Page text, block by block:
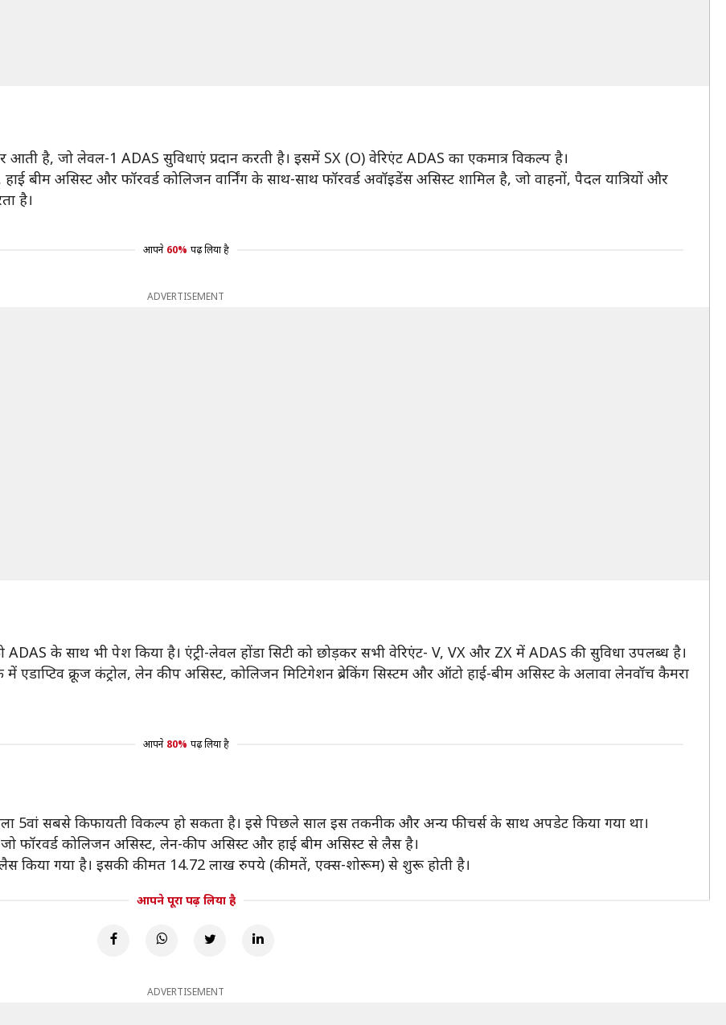
है, जो लेवल-1 ADAS सुविधाएं प्रदान करती है। इसमें SX (O) वेरिएंट ADAS का एकमात्र विकल्प है।
बीम असिस्ट और फॉरवर्ड कोलिजन वार्निंग के साथ-साथ फॉरवर्ड अवॉइडेंस असिस्ट शामिल है, जो वाहनों, पैदल यात्रियों और
है।
आपने 60% पढ़ लिया है
ADVERTISEMENT
के साथ भी पेश किया है। एंट्री-लेवल होंडा सिटी को छोड़कर सभी वेरिएंट- V, VX और ZX में ADAS की सुविधा उपलब्ध है।
क्रूज कंट्रोल, लेन कीप असिस्ट, कोलिजन मिटिगेशन ब्रेकिंग सिस्टम और ऑटो हाई-बीम असिस्ट के अलावा लेनवॉच कैमरा
आपने 80% पढ़ लिया है
5वां सबसे किफायती विकल्प हो सकता है। इसे पिछले साल इस तकनीक और अन्य फीचर्स के साथ अपडेट किया गया था।
फॉरवर्ड कोलिजन असिस्ट, लेन-कीप असिस्ट और हाई बीम असिस्ट से लैस है।
किया गया है। इसकी कीमत 14.72 लाख रुपये (कीमतें, एक्स-शोरूम) से शुरू होती है।
आपने पूरा पढ़ लिया है
ADVERTISEMENT